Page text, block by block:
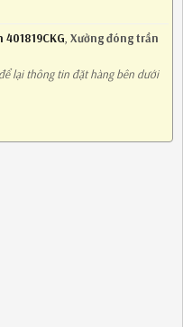
,Xưởng đóng trần
lại thông tin đặt hàng bên dưới